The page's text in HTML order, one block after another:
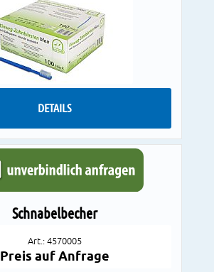
DETAILS
Schnabelbecher
Art.: 4570005
Preis auf Anfrage